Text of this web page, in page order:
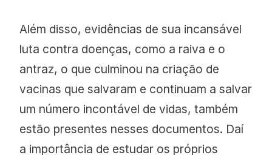
Além disso, evidências de sua incansável
luta contra doenças, como a raiva e o
antraz, o que culminou na criação de
vacinas que salvaram e continuam a salvar
um número incontável de vidas, também
estão presentes nesses documentos. Daí
a importância de estudar os próprios